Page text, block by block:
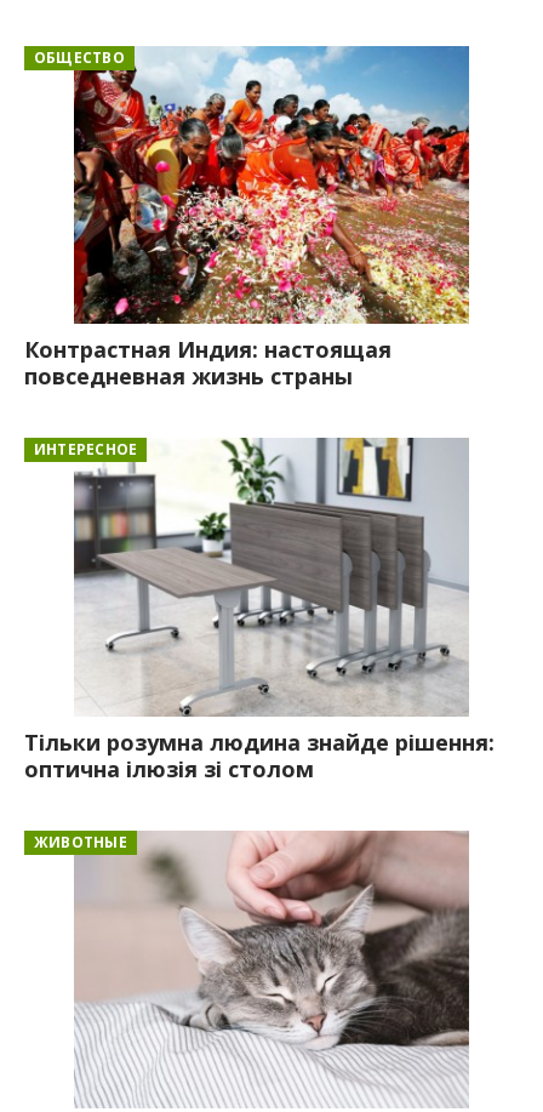
ОБЩЕСТВО
Контрастная Индия: настоящая
повседневная жизнь страны
ИНТЕРЕСНОЕ
Тільки розумна людина знайде рішення:
оптична ілюзія зі столом
ЖИВОТНЫЕ